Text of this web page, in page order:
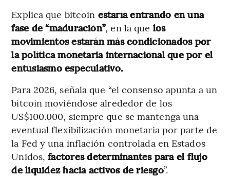
Explica que bitcoin estaría entrando en una
fase de “maduración”, en la que los
movimientos estarán más condicionados por
la política monetaria internacional que por el
entusiasmo especulativo.
Para 2026, señala que “el consenso apunta a un
bitcoin moviéndose alrededor de los
US$100.000, siempre que se mantenga una
eventual flexibilización monetaria por parte de
la Fed y una inflación controlada en Estados
Unidos,factores determinantes para el flujo
de liquidez hacia activos de riesgo”.